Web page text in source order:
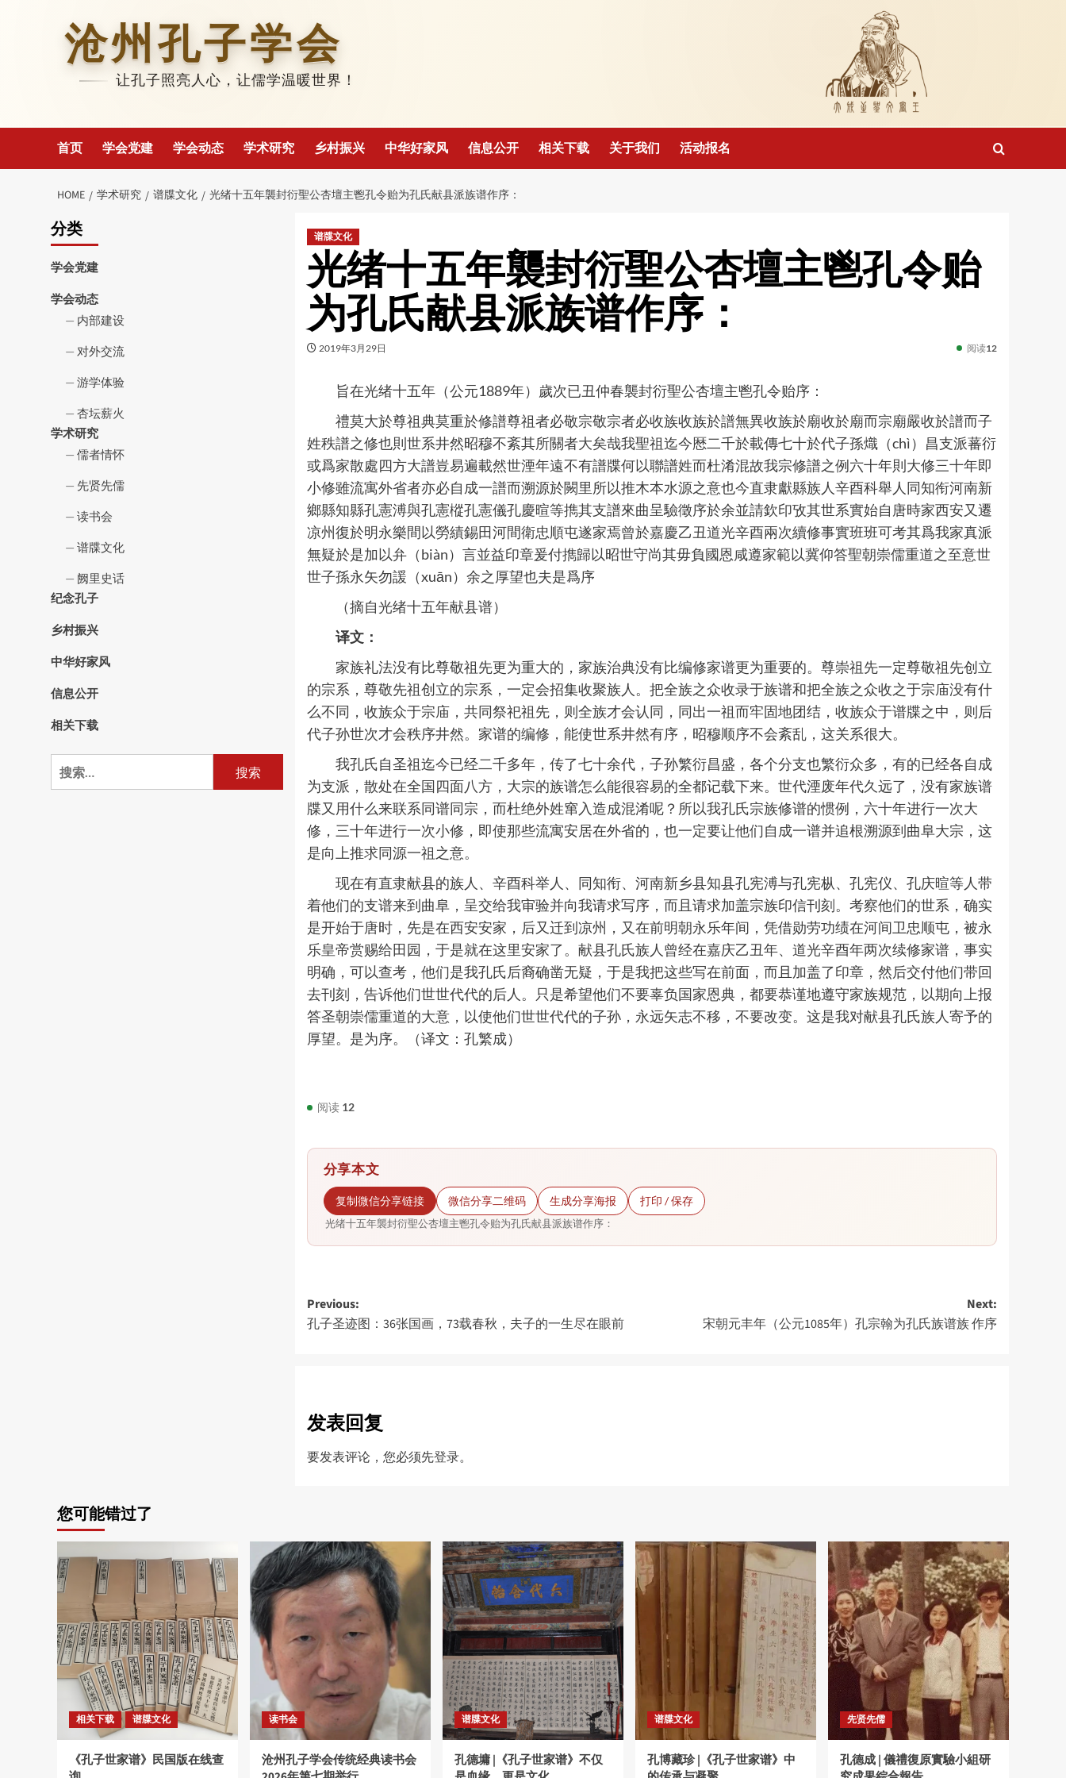
沧州孔子学会
让孔子照亮人心，让儒学温暖世界！
首页 学会党建 学会动态 学术研究 乡村振兴 中华好家风 信息公开 相关下载 关于我们 活动报名
HOME 学术研究 谱牒文化 光绪十五年襲封衍聖公杏壇主鬯孔令贻为孔氏献县派族谱作序：
谱牒文化
光绪十五年襲封衍聖公杏壇主鬯孔令贻
为孔氏献县派族谱作序：
2019年3月29日 阅读12
旨在光绪十五年（公元1889年）歲次已丑仲春襲封衍聖公杏壇主鬯孔令贻序：
禮莫大於尊祖典莫重於修譜尊祖者必敬宗敬宗者必收族收族於譜無異收族於廟收於廟而宗廟嚴收於譜而子
姓秩譜之修也則世系井然昭穆不紊其所關者大矣哉我聖祖迄今厯二千於載傳七十於代子孫熾（chì）昌支派蕃衍
或爲家散處四方大譜豈易遍載然世湮年遠不有譜牒何以聯譜姓而杜淆混故我宗修譜之例六十年則大修三十年即
小修雖流寓外省者亦必自成一譜而溯源於闕里所以推木本水源之意也今直隶獻縣族人辛酉科舉人同知衔河南新
鄉縣知縣孔憲溥與孔憲樅孔憲儀孔慶暄等擕其支譜來曲呈驗徵序於余並請欽印攷其世系實始自唐時家西安又遷
凉州復於明永樂間以勞績錫田河間衛忠順屯遂家焉曾於嘉慶乙丑道光辛酉兩次續修事實班班可考其爲我家真派
無疑於是加以弁（biàn）言並益印章爰付擕歸以昭世守尚其毋負國恩咸遵家範以冀仰答聖朝崇儒重道之至意世
世子孫永矢勿諼（xuān）余之厚望也夫是爲序
（摘自光绪十五年献县谱）
译文：
家族礼法没有比尊敬祖先更为重大的，家族治典没有比编修家谱更为重要的。尊崇祖先一定尊敬祖先创立
的宗系，尊敬先祖创立的宗系，一定会招集收聚族人。把全族之众收录于族谱和把全族之众收之于宗庙没有什
么不同，收族众于宗庙，共同祭祀祖先，则全族才会认同，同出一祖而牢固地团结，收族众于谱牒之中，则后
代子孙世次才会秩序井然。家谱的编修，能使世系井然有序，昭穆顺序不会紊乱，这关系很大。
我孔氏自圣祖迄今已经二千多年，传了七十余代，子孙繁衍昌盛，各个分支也繁衍众多，有的已经各自成
为支派，散处在全国四面八方，大宗的族谱怎么能很容易的全都记载下来。世代湮废年代久远了，没有家族谱
牒又用什么来联系同谱同宗，而杜绝外姓窜入造成混淆呢？所以我孔氏宗族修谱的惯例，六十年进行一次大
修，三十年进行一次小修，即使那些流寓安居在外省的，也一定要让他们自成一谱并追根溯源到曲阜大宗，这
是向上推求同源一祖之意。
现在有直隶献县的族人、辛酉科举人、同知衔、河南新乡县知县孔宪溥与孔宪枞、孔宪仪、孔庆暄等人带
着他们的支谱来到曲阜，呈交给我审验并向我请求写序，而且请求加盖宗族印信刊刻。考察他们的世系，确实
是开始于唐时，先是在西安安家，后又迁到凉州，又在前明朝永乐年间，凭借勋劳功绩在河间卫忠顺屯，被永
乐皇帝赏赐给田园，于是就在这里安家了。献县孔氏族人曾经在嘉庆乙丑年、道光辛酉年两次续修家谱，事实
明确，可以查考，他们是我孔氏后裔确凿无疑，于是我把这些写在前面，而且加盖了印章，然后交付他们带回
去刊刻，告诉他们世世代代的后人。只是希望他们不要辜负国家恩典，都要恭谨地遵守家族规范，以期向上报
答圣朝崇儒重道的大意，以使他们世世代代的子孙，永远矢志不移，不要改变。这是我对献县孔氏族人寄予的
厚望。是为序。（译文：孔繁成）
阅读 12
分享本文
复制微信分享链接 微信分享二维码 生成分享海报 打印 / 保存
光绪十五年襲封衍聖公杏壇主鬯孔令贻为孔氏献县派族谱作序：
Post
navigation
Previous:
孔子圣迹图：36张国画，73载春秋，夫子的一生尽在眼前
Next:
宋朝元丰年（公元1085年）孔宗翰为孔氏族谱族 作序
发表回复
要发表评论，您必须先登录。
分类
学会党建
学会动态
内部建设
对外交流
游学体验
杏坛薪火
学术研究
儒者情怀
先贤先儒
读书会
谱牒文化
阙里史话
纪念孔子
乡村振兴
中华好家风
信息公开
相关下载
搜
索：
您可能错过了
相关下载 谱牒文化
《孔子世家谱》民国版在线查
读书会
沧州孔子学会传统经典读书会
谱牒文化
孔德墉 |《孔子世家谱》不仅
谱牒文化
孔博藏珍 |《孔子世家谱》中
先贤先儒
孔德成 | 儀禮復原實驗小組研